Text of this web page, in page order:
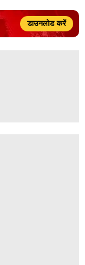
डाउनलोड करें